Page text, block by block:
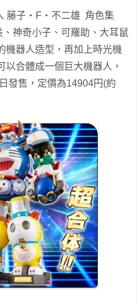
藤子・F・不二雄 角色集
神奇小子、可羅助、大耳鼠
機器人造型，再加上時光機
合體成一個巨大機器人，
發售，定價為14904円(約